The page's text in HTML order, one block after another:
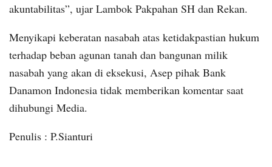
akuntabilitas”, ujar Lambok Pakpahan SH dan Rekan.
Menyikapi keberatan nasabah atas ketidakpastian hukum
terhadap beban agunan tanah dan bangunan milik
nasabah yang akan di eksekusi, Asep pihak Bank
Danamon Indonesia tidak memberikan komentar saat
dihubungi Media.
Penulis : P.Sianturi